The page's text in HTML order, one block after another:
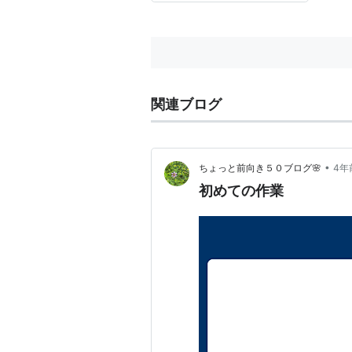
関連ブログ
ちょっと前向き５０ブログ🌸 • 4年
初めての作業